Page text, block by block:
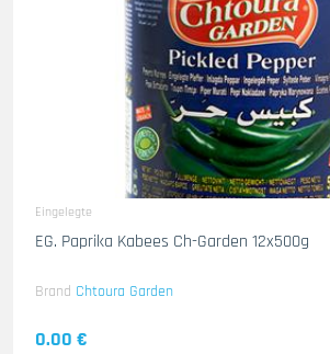
Eingelegte
EG. Paprika Kabees Ch-Garden 12x500g
Brand Chtoura Garden
0.00 €